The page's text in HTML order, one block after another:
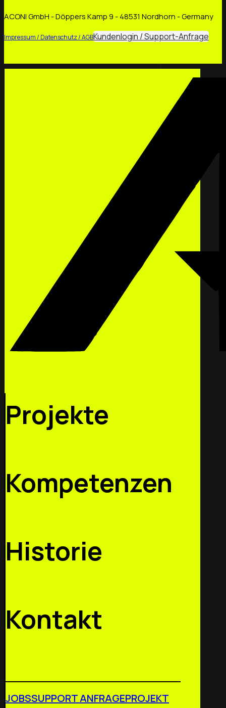
ACONI GmbH - Döppers Kamp 9 - 48531 Nordhorn - Germany
Impressum / Datenschutz / AGBKundenlogin / Support-Anfrage
Projekte
Kompetenzen
Historie
Kontakt
JOBSSUPPORT ANFRAGEPROJEKT